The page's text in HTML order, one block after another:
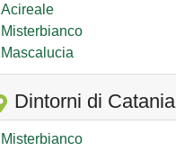
Acireale
Misterbianco
Mascalucia
Dintorni di Catania
Misterbianco